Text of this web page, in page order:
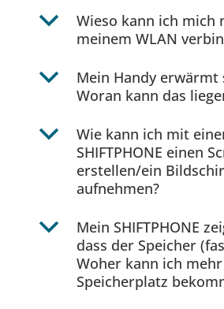
b
Wieso kann ich mich
meinem WLAN
b
Mein Handy erwärmt
Woran kann das
b
Wie kann ich mit
SHIFTPHONE einen
erstellen/ein
aufnehmen?
b
Mein SHIFTPHONE
dass der Speicher
Woher kann ich mehr
Speicherplatz